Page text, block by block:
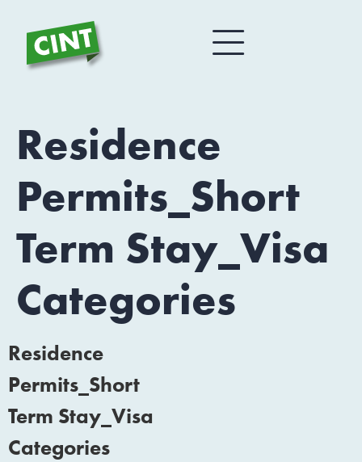
Residence
Permits_Short
Term Stay_Visa
Categories
Residence
Permits_Short
Term Stay_Visa
Categories